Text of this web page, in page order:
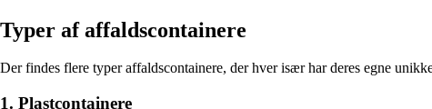
Typer af affaldscontainere
Der findes flere typer affaldscontainere, der hver især har deres egne
1. Plastcontainere